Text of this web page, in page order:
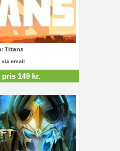
Titans
via email
149 kr.